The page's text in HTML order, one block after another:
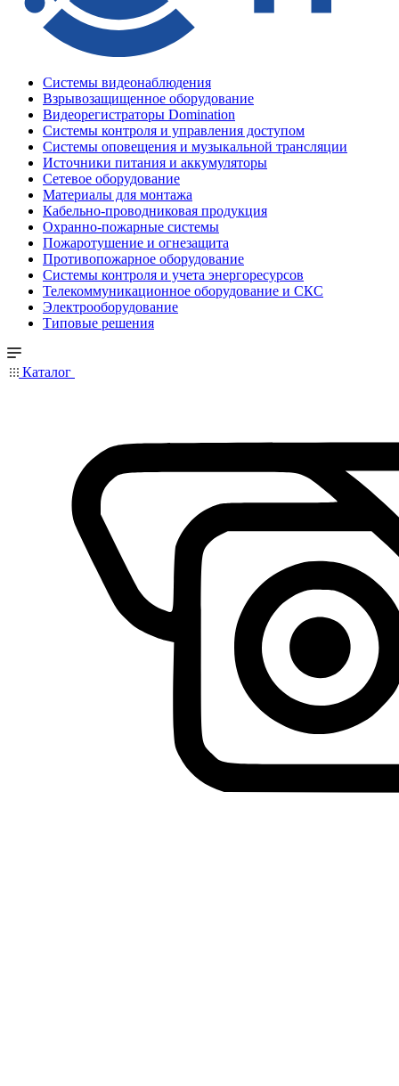
Системы видеонаблюдения
Взрывозащищенное оборудование
Видеорегистраторы Domination
Системы контроля и управления доступом
Системы оповещения и музыкальной трансляции
Источники питания и аккумуляторы
Сетевое оборудование
Материалы для монтажа
Кабельно-проводниковая продукция
Охранно-пожарные системы
Пожаротушение и огнезащита
Противопожарное оборудование
Системы контроля и учета энергоресурсов
Телекоммуникационное оборудование и СКС
Электрооборудование
Типовые решения
Каталог